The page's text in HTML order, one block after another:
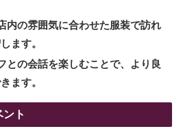
内の雰囲気に合わせた服装で訪れ
ます。
との会話を楽しむことで、より良
ます。
ト